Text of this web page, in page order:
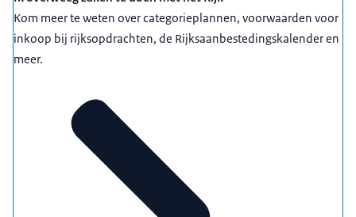
Kom meer te weten over categorieplannen, voorwaarden voor
inkoop bij rijksopdrachten, de Rijksaanbestedingskalender en
meer.